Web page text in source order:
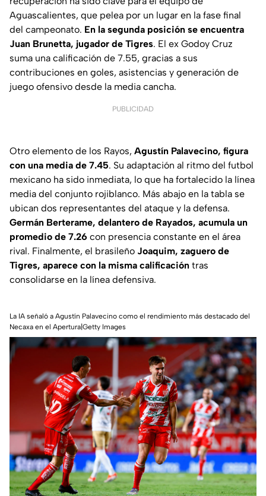
Aguascalientes, que pelea por un lugar en la fase final
del campeonato. En la segunda posición se encuentra
Juan Brunetta, jugador de Tigres. El ex Godoy Cruz
suma una calificación de 7.55, gracias a sus
contribuciones en goles, asistencias y generación de
juego ofensivo desde la media cancha.
PUBLICIDAD
Otro elemento de los Rayos, Agustín Palavecino, figura
con una media de 7.45. Su adaptación al ritmo del futbol
mexicano ha sido inmediata, lo que ha fortalecido la línea
media del conjunto rojiblanco. Más abajo en la tabla se
ubican dos representantes del ataque y la defensa.
Germán Berterame, delantero de Rayados, acumula un
promedio de 7.26 con presencia constante en el área
rival. Finalmente, el brasileño Joaquim, zaguero de
Tigres, aparece con la misma calificación tras
consolidarse en la línea defensiva.
La IA señaló a Agustín Palavecino como el rendimiento más destacado del
Necaxa en el Apertura|Getty Images